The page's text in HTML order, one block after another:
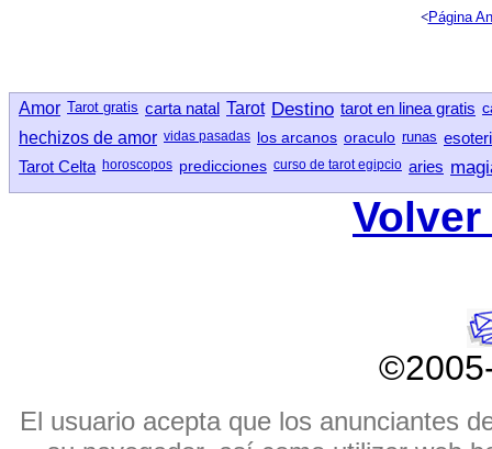
<Página
Amor Tarot gratis carta natal Tarot Destino tarot en linea gratis
hechizos de amor vidas pasadas los arcanos oraculo runas
Tarot Celta
horoscopos predicciones curso de tarot egipcio aries
El usuario acepta que los anunciantes